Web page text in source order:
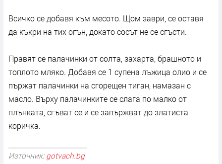
Всичко се добавя към месото. Щом заври, се оставя
да къкри на тих огън, докато сосът не се сгъсти.
Правят се палачинки от солта, захарта, брашното и
топлото мляко. Добавя се 1 супена лъжица олио и се
пържат палачинки на сгорещен тиган, намазан с
масло. Върху палачинките се слага по малко от
плънката, сгъват се и се запържват до златиста
коричка.
Източник: gotvach.bg